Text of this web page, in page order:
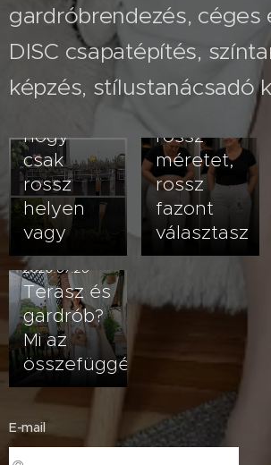
gardróbrendezés, céges
DISC csapatépítés,
képzés, stílustanácsadó
2026.08.03
Nem
veled van
hogy
csak
rossz
helyen
vagy
2026.07.26
A fehér
nadrág
kövérít –
rossz
méretet,
rossz
fazont
választasz
2026.07.20
Terasz és
gardrób?
Mi az
összefüggés?
E-mail